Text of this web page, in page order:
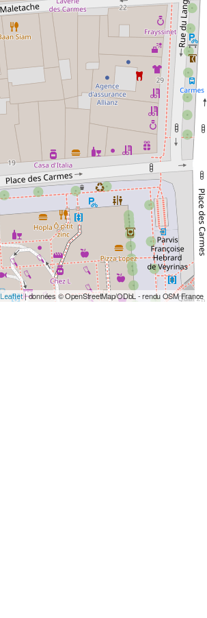
Leaflet| données © OpenStreetMap/ODbL - rendu OSM France